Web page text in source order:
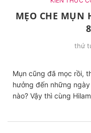
MẸO CHE MỤN
thứ
Mụn cũng đã mọc rồi,
hưởng đến những
nào? Vậy thì cùng